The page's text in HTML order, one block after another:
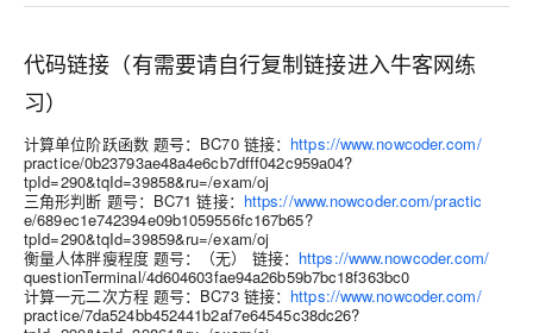
代码链接（有需要请自行复制链接进入牛客网练
习）
计算单位阶跃函数 题号：BC70 链接： https://www.nowcoder.com/
practice/0b23793ae48a4e6cb7dfff042c959a04?
tpId=290&tqId=39858&ru=/exam/oj
三⻆形判断 题号：BC71 链接： https://www.nowcoder.com/practic
e/689ec1e742394e09b1059556fc167b65?
tpId=290&tqId=39859&ru=/exam/oj
衡量⼈体胖瘦程度 题号：（⽆） 链接： https://www.nowcoder.com/
questionTerminal/4d604603fae94a26b59b7bc18f363bc0
计算⼀元⼆次⽅程 题号：BC73 链接： https://www.nowcoder.com/
practice/7da524bb452441b2af7e64545c38dc26?